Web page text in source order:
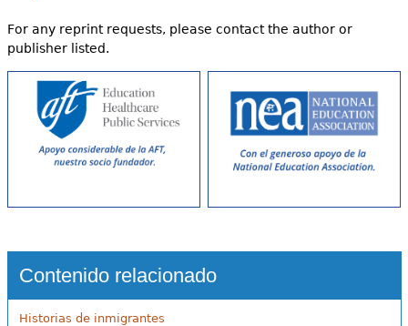
For any reprint requests, please contact the author or
publisher listed.
Contenido relacionado
Historias de inmigrantes